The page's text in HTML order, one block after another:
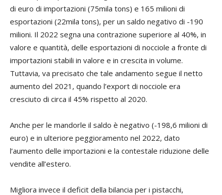
di euro di importazioni (75mila tons) e 165 milioni di
esportazioni (22mila tons), per un saldo negativo di -190
milioni. Il 2022 segna una contrazione superiore al 40%, in
valore e quantità, delle esportazioni di nocciole a fronte di
importazioni stabili in valore e in crescita in volume.
Tuttavia, va precisato che tale andamento segue il netto
aumento del 2021, quando l’export di nocciole era
cresciuto di circa il 45% rispetto al 2020.
Anche per le mandorle il saldo è negativo (-198,6 milioni di
euro) e in ulteriore peggioramento nel 2022, dato
l’aumento delle importazioni e la contestale riduzione delle
vendite all’estero.
Migliora invece il deficit della bilancia per i pistacchi,